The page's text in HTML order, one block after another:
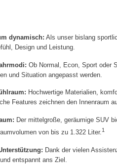
dynamisch: Als unser bislang
Design und Leistung.
Ob Normal, Econ, Sport oder
und Situation angepasst werden.
Hochwertige Materialien,
Features zeichnen den Innenraum
Der mittelgroße, geräumige SUV
von bis zu 1.322 Liter.1
Dank der vielen
entspannt ans Ziel.